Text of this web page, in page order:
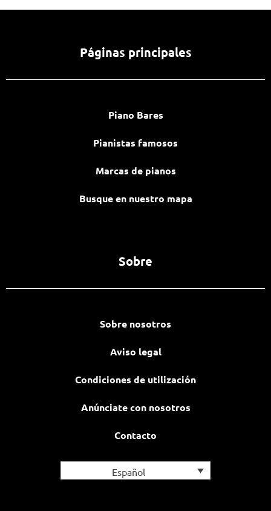
Páginas principales
Piano Bares
Pianistas famosos
Marcas de pianos
Busque en nuestro mapa
Sobre
Sobre nosotros
Aviso legal
Condiciones de utilización
Anúnciate con nosotros
Contacto
Español